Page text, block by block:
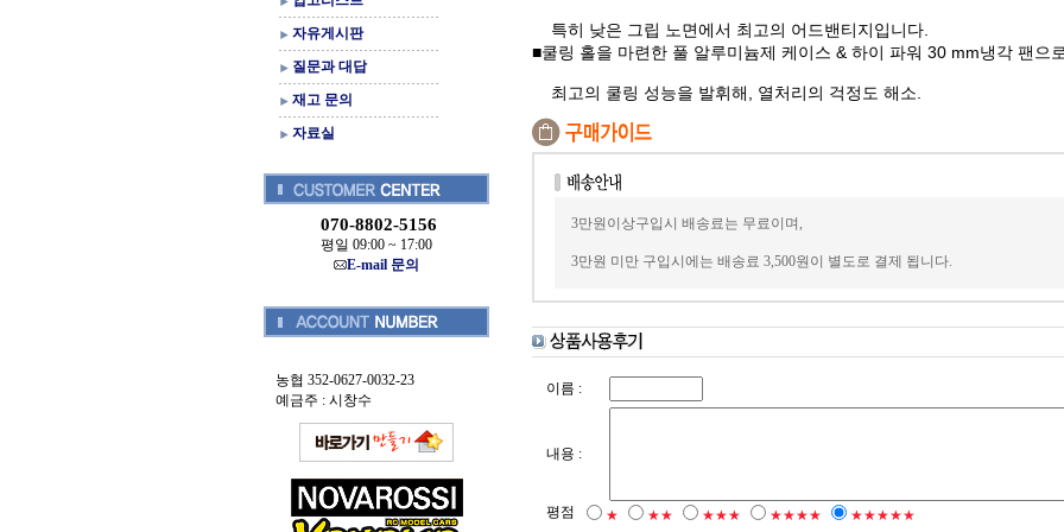
자유게시판
질문과 대답
재고 문의
자료실
070-8802-5156
평일 09:00 ~ 17:00
E-mail 문의
농협 352-0627-0032-23
예금주 : 시창수
특히 낮은 그립 노면에서 최고의 어드밴티지입니다.
■쿨링 홀을 마련한 풀 알루미늄제 케이스 & 하이 파워 30 mm냉각 팬으
최고의 쿨링 성능을 발휘해, 열처리의 걱정도 해소.
3만원이상구입시 배송료는 무료이며,
3만원 미만 구입시에는 배송료 3,500원이 별도로 결제 됩니다.
이름 :
내용 :
평점 ★ ★★ ★★★ ★★★★ ★★★★★